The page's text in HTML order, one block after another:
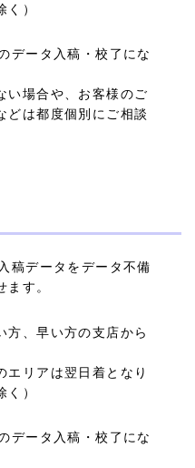
）
データ入稿・校了にな
い場合や、お客様のご
どは都度個別にご相談
稿データをデータ不備
す。
方、早い方の支店から
エリアは翌日着となり
）
データ入稿・校了にな